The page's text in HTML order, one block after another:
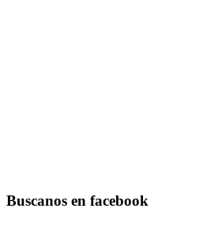
Buscanos en facebook